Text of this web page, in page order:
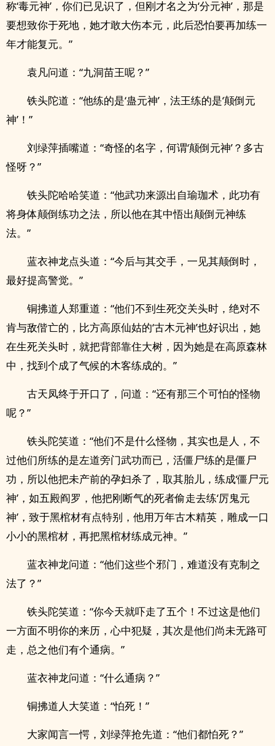
称‘毒元神’，你们已见识了，但刚才名之为‘分元神’，那是
要想致你于死地，她才敢大伤本元，此后恐怕要再加练一
年才能复元。”
袁凡问道：“九洞苗王呢？”
铁头陀道：“他练的是‘蛊元神’，法王练的是‘颠倒元
神’！”
刘绿萍插嘴道：“奇怪的名字，何谓‘颠倒元神’？多古
怪呀？”
铁头陀哈哈笑道：“他武功来源出自瑜珈术，此功有
将身体颠倒练功之法，所以他在其中悟出颠倒元神练
法。”
蓝衣神龙点头道：“今后与其交手，一见其颠倒时，
最好提高警觉。”
铜拂道人郑重道：“他们不到生死交关头时，绝对不
肯与敌偕亡的，比方高原仙姑的‘古木元神’也好识出，她
在生死关头时，就把背部靠住大树，因为她是在高原森林
中，找到个成了气候的木客练成的。”
古天凤终于开口了，问道：“还有那三个可怕的怪物
呢？”
铁头陀笑道：“他们不是什么怪物，其实也是人，不
过他们所练的是左道旁门武功而已，活僵尸练的是僵尸
功，所以他把未产前的孕妇杀了，取其胎儿，练成‘僵尸元
神’，如五殿阎罗，他把刚断气的死者偷走去练‘厉鬼元
神’，致于黑棺材有点特别，他用万年古木精英，雕成一口
小小的黑棺材，再把黑棺材练成元神。”
蓝衣神龙问道：“他们这些个邪门，难道没有克制之
法了？”
铁头陀笑道：“你今天就吓走了五个！不过这是他们
一方面不明你的来历，心中犯疑，其次是他们尚未无路可
走，总之他们有个通病。”
蓝衣神龙问道：“什么通病？”
铜拂道人大笑道：“怕死！”
大家闻言一愕，刘绿萍抢先道：“他们都怕死？”